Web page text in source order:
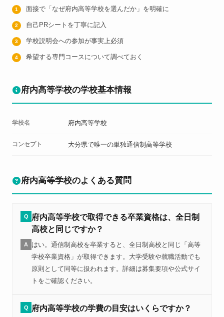
面接で「なぜ府内高等学校を選んだか」を明確に
自己PRシートを丁寧に記入
学校説明会への参加が事実上必須
希望する専門コースについて調べておく
府内高等学校の学校基本情報
学校名 府内高等学校
コンセプト 大分県で唯一の単独通信制高等学校
府内高等学校のよくある質問
Q
府内高等学校で取得できる卒業資格は、全日制
高校と同じですか？
A
はい。通信制高校を卒業すると、全日制高校と同じ「高等
学校卒業資格」が取得できます。大学受験や就職活動でも
原則として同等に扱われます。詳細は募集要項や公式サイ
トをご確認ください。
Q 府内高等学校の学費の目安はいくらですか？